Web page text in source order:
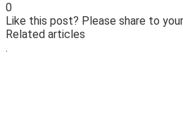
0
Like this post? Please share to
Related articles
.